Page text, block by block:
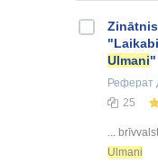
Ulmani"
Реферат
25
...
Ulmani